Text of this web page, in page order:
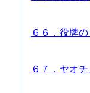
６６．役牌
６７．ヤオ